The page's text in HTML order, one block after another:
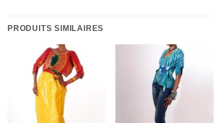
PRODUITS SIMILAIRES